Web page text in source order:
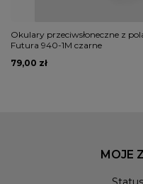
Okulary przeciwsłoneczne z
Futura 940-1M czarne
79,00 zł
MOJE